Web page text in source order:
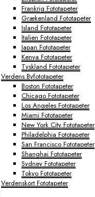
Frankrig Fototapeter
Grækenland Fototapeter
Island Fototapeter
Italien Fototapeter
Japan Fototapeter
Kenya Fototapeter
Tyskland Fototapeter
Verdens Byfototapeter
Boston Fototapeter
Chicago Fototapeter
Los Angeles Fototapeter
Miami Fototapeter
New York City Fototapeter
Philadelphia Fototapeter
San Francisco Fototapeter
Shanghai Fototapeter
Sydney Fototapeter
Tokyo Fototapeter
Verdenskort Fototapeter